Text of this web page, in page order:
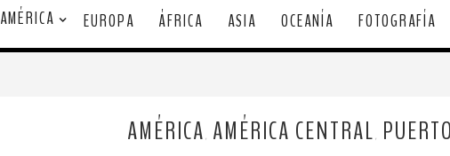
AMÉRICA EUROPA ÁFRICA ASIA OCEANÍA FOTOGRAFÍA
AMÉRICA AMÉRICA CENTRAL